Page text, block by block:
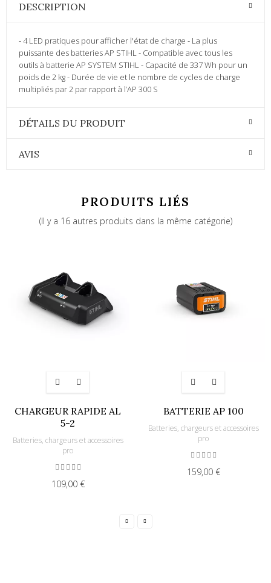
DESCRIPTION
- 4 LED pratiques pour afficher l'état de charge - La plus
puissante des batteries AP STIHL - Compatible avec tous les
outils à batterie AP SYSTEM STIHL - Capacité de 337 Wh pour un
poids de 2 kg - Durée de vie et le nombre de cycles de charge
multipliés par 2 par rapport à l’AP 300 S
DÉTAILS DU PRODUIT
AVIS
PRODUITS LIÉS
(Il y a 16 autres produits dans la même catégorie)
CHARGEUR RAPIDE AL
5-2
Batteries, chargeurs et accessoires
pro
109,00 €
BATTERIE AP 100
Batteries, chargeurs et accessoires
pro
159,00 €